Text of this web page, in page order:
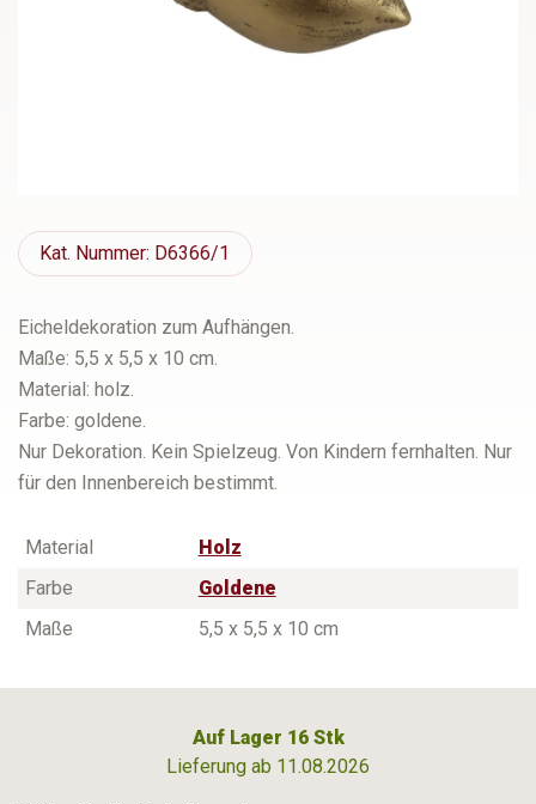
Kat. Nummer: D6366/1
Eicheldekoration zum Aufhängen.
Maße: 5,5 x 5,5 x 10 cm.
Material: holz.
Farbe: goldene.
Nur Dekoration. Kein Spielzeug. Von Kindern fernhalten. Nur
für den Innenbereich bestimmt.
Material
Holz
Farbe
Goldene
Maße
5,5 x 5,5 x 10 cm
Auf Lager 16 Stk
Lieferung ab 11.08.2026